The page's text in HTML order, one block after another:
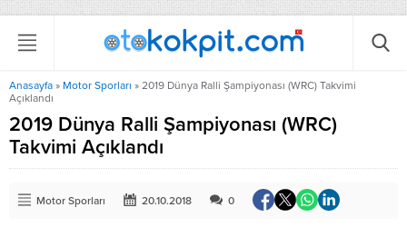
Anasayfa » Motor Sporları » 2019 Dünya Ralli Şampiyonası (WRC) Takvimi
Açıklandı
2019 Dünya Ralli Şampiyonası (WRC)
Takvimi Açıklandı
Motor Sporları 20.10.2018 0